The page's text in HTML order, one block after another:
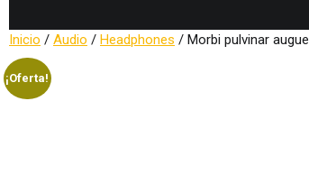
Inicio / Audio / Headphones / Morbi pulvinar
¡Oferta!